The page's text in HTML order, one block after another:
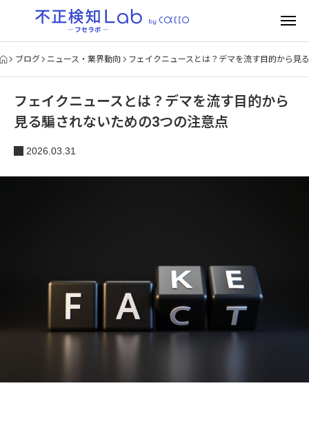
ブログ ニュース・業界動向 フェイクニュースとは？デマを流す目的から見
フェイクニュースとは？デマを流す目的から
見る騙されないための3つの注意点
2026.03.31